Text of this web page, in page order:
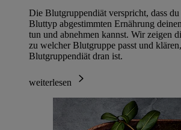
Die Blutgruppendiät verspricht, dass
Bluttyp abgestimmten Ernährung
tun und abnehmen kannst. Wir zeigen
zu welcher Blutgruppe passt und
Blutgruppendiät dran ist.
weiterlesen